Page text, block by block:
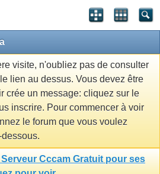
visite, n'oubliez pas de consulter
lien au dessus. Vous devez être
crée un message: cliquez sur le
inscrire. Pour commencer à voir
le forum que vous voulez
Cccam Gratuit pour ses